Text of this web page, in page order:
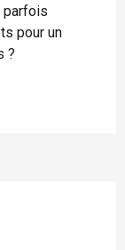
parfois
pour un
?